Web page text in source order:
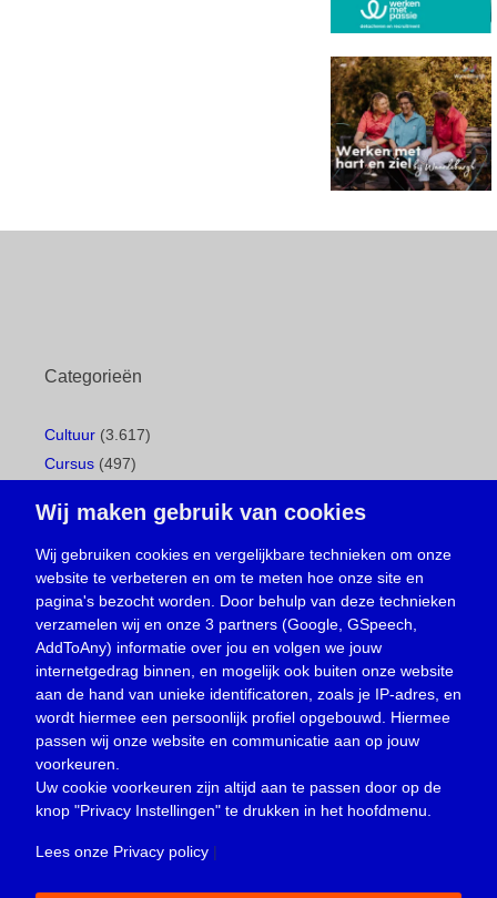
Categorieën
Cultuur (3.617)
Cursus (497)
Gemeentepagina(104)
Ingezonden brief(538)
Media(156)
Nieuws (23.329)
Oproep(734)
Overlijden(39)
Podcast(18)
prijsvraag (5)
Religie (1.438)
Service(226)
Wij maken gebruik van cookies
Wij gebruiken cookies en vergelijkbare technieken om onze
website te verbeteren en om te meten hoe onze site en
pagina's bezocht worden. Door behulp van deze technieken
verzamelen wij en onze 3 partners (Google, GSpeech,
AddToAny) informatie over jou en volgen we jouw
internetgedrag binnen, en mogelijk ook buiten onze website
aan de hand van unieke identificatoren, zoals je IP-adres, en
wordt hiermee een persoonlijk profiel opgebouwd. Hiermee
passen wij onze website en communicatie aan op jouw
voorkeuren.
Uw cookie voorkeuren zijn altijd aan te passen door op de
knop "Privacy Instellingen" te drukken in het hoofdmenu.
Lees onze Privacy policy |